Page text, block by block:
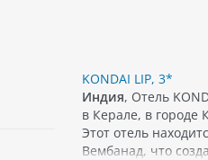
KONDAI LIP, 3*
Индия, Отель
в Керале, в городе
Этот отель
Вембанад, что